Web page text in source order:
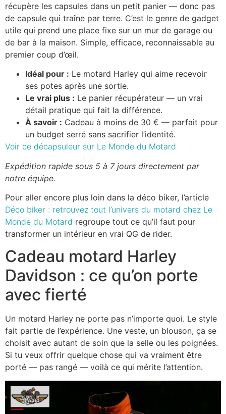
récupère les capsules dans un petit panier — donc pas
de capsule qui traîne par terre. C’est le genre de gadget
utile qui prend une place fixe sur un mur de garage ou
de bar à la maison. Simple, efficace, reconnaissable au
premier coup d’œil.
Idéal pour : Le motard Harley qui aime recevoir
ses potes après une sortie.
Le vrai plus : Le panier récupérateur — un vrai
détail pratique qui fait la différence.
À savoir : Cadeau à moins de 30 € — parfait pour
un budget serré sans sacrifier l’identité.
Voir ce décapsuleur sur Le Monde du Motard
Expédition rapide sous 5 à 7 jours directement par
notre équipe.
Pour aller encore plus loin dans la déco biker, l’article
Déco biker : retrouvez tout l’univers du motard chez Le
Monde du Motard regroupe tout ce qu’il faut pour
transformer un intérieur en vrai QG de rider.
Cadeau motard Harley
Davidson : ce qu’on porte
avec fierté
Un motard Harley ne porte pas n’importe quoi. Le style
fait partie de l’expérience. Une veste, un blouson, ça se
choisit avec autant de soin que la selle ou les poignées.
Si tu veux offrir quelque chose qui va vraiment être
porté — pas rangé — voilà ce qui mérite l’attention.